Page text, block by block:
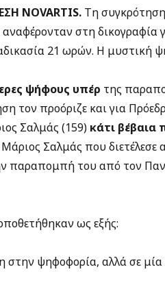
NOVARTIS.Τη συγκρότηση
στη δικογραφία
21 ωρών. H μυστική
ψήφους υπέρ της
τον προόριζε και για
Σαλμάς (159) κάτι βέβαια
Σαλμάς που διετέλεσε
παραπομπή του από τον
ως εξής:
ψηφοφορία, αλλά σε μία